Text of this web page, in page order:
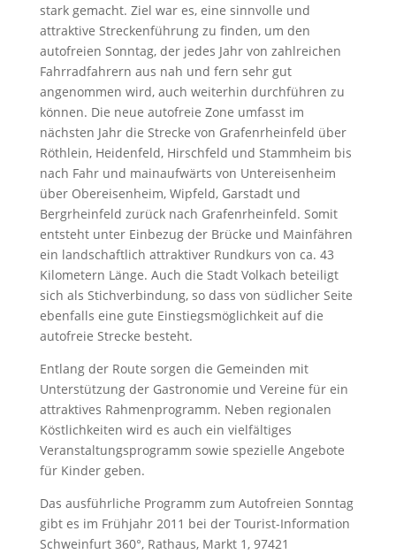
stark gemacht. Ziel war es, eine sinnvolle und
attraktive Streckenführung zu finden, um den
autofreien Sonntag, der jedes Jahr von zahlreichen
Fahrradfahrern aus nah und fern sehr gut
angenommen wird, auch weiterhin durchführen zu
können. Die neue autofreie Zone umfasst im
nächsten Jahr die Strecke von Grafenrheinfeld über
Röthlein, Heidenfeld, Hirschfeld und Stammheim bis
nach Fahr und mainaufwärts von Untereisenheim
über Obereisenheim, Wipfeld, Garstadt und
Bergrheinfeld zurück nach Grafenrheinfeld. Somit
entsteht unter Einbezug der Brücke und Mainfähren
ein landschaftlich attraktiver Rundkurs von ca. 43
Kilometern Länge. Auch die Stadt Volkach beteiligt
sich als Stichverbindung, so dass von südlicher Seite
ebenfalls eine gute Einstiegsmöglichkeit auf die
autofreie Strecke besteht.
Entlang der Route sorgen die Gemeinden mit
Unterstützung der Gastronomie und Vereine für ein
attraktives Rahmenprogramm. Neben regionalen
Köstlichkeiten wird es auch ein vielfältiges
Veranstaltungsprogramm sowie spezielle Angebote
für Kinder geben.
Das ausführliche Programm zum Autofreien Sonntag
gibt es im Frühjahr 2011 bei der Tourist-Information
Schweinfurt 360°, Rathaus, Markt 1, 97421